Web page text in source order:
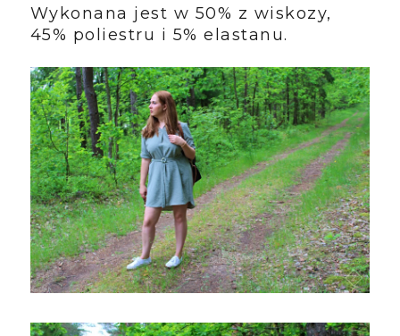
Wykonana jest w 50% z wiskozy,
45% poliestru i 5% elastanu.